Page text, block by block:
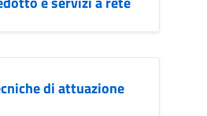
di attuazione